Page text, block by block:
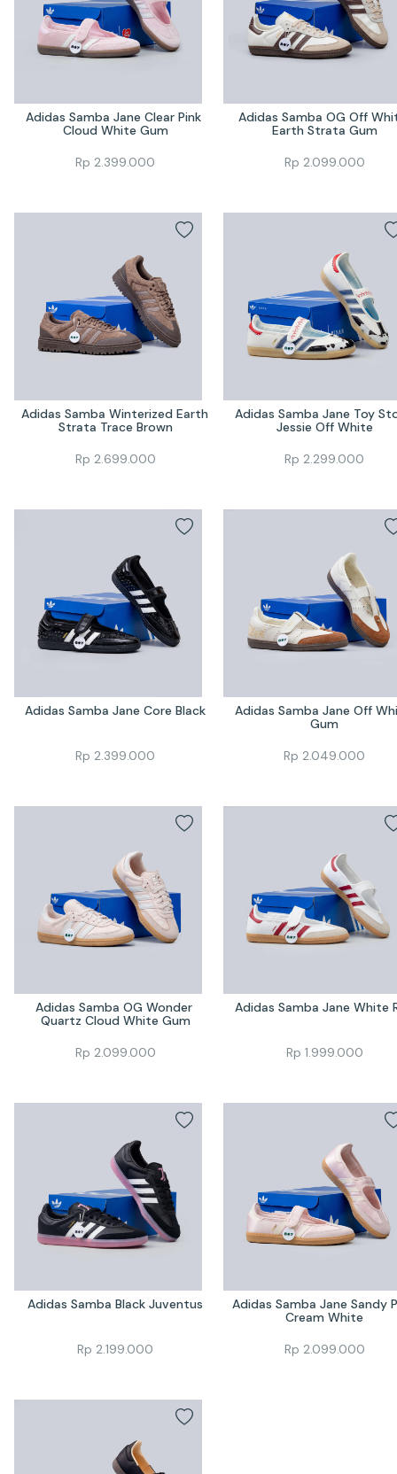
Adidas Samba Jane Clear Pink
Cloud White Gum
Rp 2.399.000
Adidas Samba OG Off
Earth Strata Gum
Rp 2.099.000
Adidas Samba Winterized Earth
Strata Trace Brown
Rp 2.699.000
Adidas Samba Jane Toy
Jessie Off White
Rp 2.299.000
Adidas Samba Jane Core Black
Rp 2.399.000
Adidas Samba Jane Off
Gum
Rp 2.049.000
Adidas Samba OG Wonder
Quartz Cloud White Gum
Rp 2.099.000
Adidas Samba Jane White
Rp 1.999.000
Adidas Samba Black Juventus
Rp 2.199.000
Adidas Samba Jane Sandy
Cream White
Rp 2.099.000